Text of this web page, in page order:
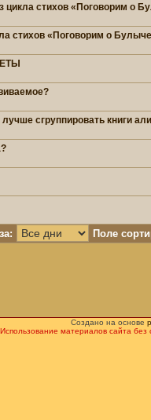
цикла стихов «Поговорим о
стихов «Поговорим о
сгруппировать книги
Поле
Создано на основе
Использование материалов сайта